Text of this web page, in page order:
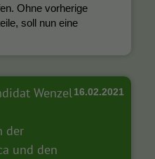
Ohne vorherige
soll nun eine
16.02.2021
Wenzel
der
und den